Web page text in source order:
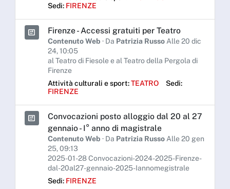
Sedi: FIRENZE
Firenze - Accessi gratuiti per Teatro
Contenuto Web · Da Patrizia Russo Alle 20 dic
24, 10:05
al Teatro di Fiesole e al Teatro della Pergola di
Firenze
Attività culturali e sport:TEATRO
Sedi:
FIRENZE
Convocazioni posto alloggio dal 20 al 27
gennaio - I° anno di magistrale
Contenuto Web · Da Patrizia RussoAlle 20 gen
25, 09:13
2025-01-28 Convocazioni-2024-2025-Firenze-
dal-20al27-gennaio-2025-Iannomegistrale
Sedi: FIRENZE